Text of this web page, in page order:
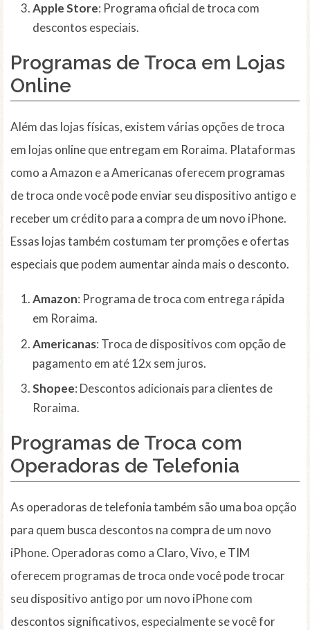
Apple Store: Programa oficial de troca com
descontos especiais.
Programas de Troca em Lojas
Online
Além das lojas físicas, existem várias opções de troca
em lojas online que entregam em Roraima. Plataformas
como a Amazon e a Americanas oferecem programas
de troca onde você pode enviar seu dispositivo antigo e
receber um crédito para a compra de um novo iPhone.
Essas lojas também costumam ter promções e ofertas
especiais que podem aumentar ainda mais o desconto.
Amazon: Programa de troca com entrega rápida
em Roraima.
Americanas: Troca de dispositivos com opção de
pagamento em até 12x sem juros.
Shopee: Descontos adicionais para clientes de
Roraima.
Programas de Troca com
Operadoras de Telefonia
As operadoras de telefonia também são uma boa opção
para quem busca descontos na compra de um novo
iPhone. Operadoras como a Claro, Vivo, e TIM
oferecem programas de troca onde você pode trocar
seu dispositivo antigo por um novo iPhone com
descontos significativos, especialmente se você for